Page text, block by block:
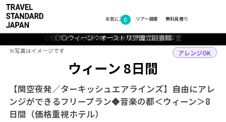
お気に入り
0 無料見積り
ツアー検索
ヨーロッパ オーストリア ウィーン ツアー詳細
ウィーン 8日間
【関空夜発／ターキッシュエアラインズ】自由にアレ
ンジができるフリープラン◆音楽の都＜ウィーン＞8
日間（価格重視ホテル）
アレンジOK
◇◎ウィーン：ウィーン美術史博物館
◇◎ウィーン：カールス教会
◇◎ウィーン：ライトアップされた国会議事堂
◇◎ウィーン：オーストリア国立図書館
◇◎ウィーン：市庁舎
フォトギャラリー
※写真はイメージです
※写真はイメージです